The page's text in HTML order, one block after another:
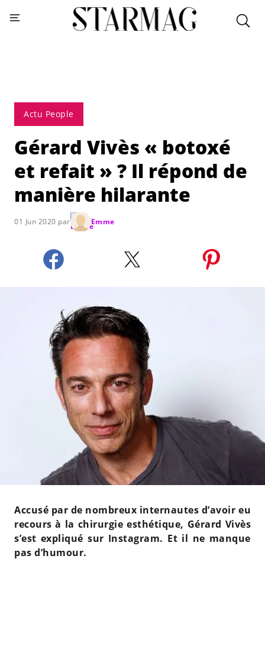
Actu People
Gérard Vivès « botoxé
et refait » ? Il répond de
manière hilarante
01 Jun 2020 par Emme
Accusé par de nombreux internautes d’avoir eu
recours à la chirurgie esthétique, Gérard Vivès
s’est expliqué sur Instagram. Et il ne manque
pas d’humour.